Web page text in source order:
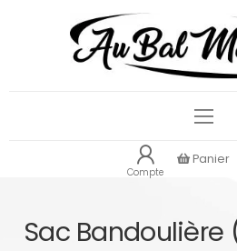
Compte
Panier
Sac Bandoulière